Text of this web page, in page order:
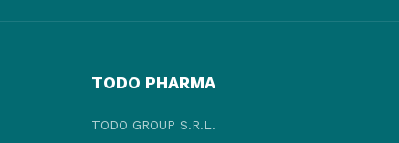
TODO PHARMA
TODO GROUP S.R.L.